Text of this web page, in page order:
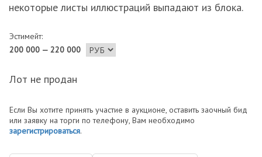
некоторые листы иллюстраций выпадают из блока.
Эстимейт:
200 000 — 220 000
Лот не продан
Если Вы хотите принять участие в аукционе, оставить заочный бид
или заявку на торги по телефону, Вам необходимо
зарегистрироваться.